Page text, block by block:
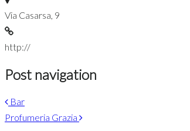
Via Casarsa, 9
http://
Post navigation
Bar
Profumeria Grazia